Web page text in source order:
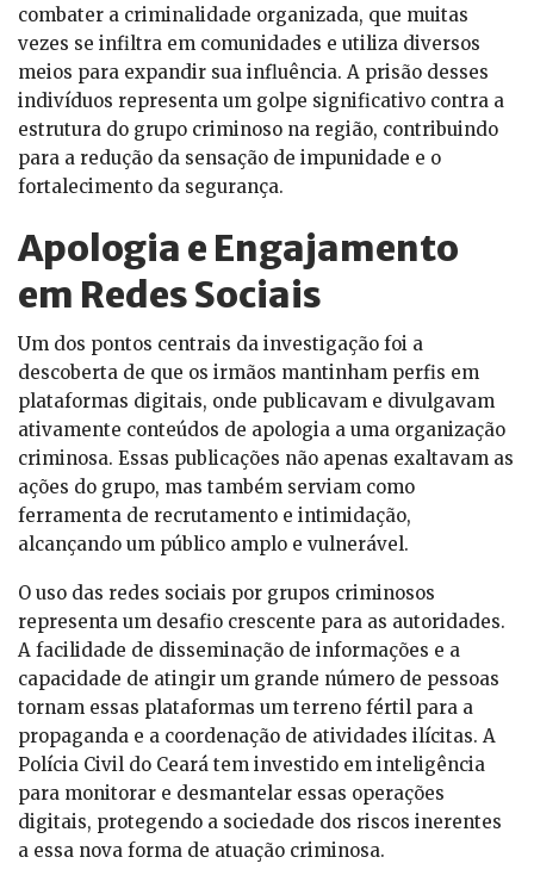
combater a criminalidade organizada, que muitas
vezes se infiltra em comunidades e utiliza diversos
meios para expandir sua influência. A prisão desses
indivíduos representa um golpe significativo contra a
estrutura do grupo criminoso na região, contribuindo
para a redução da sensação de impunidade e o
fortalecimento da segurança.
Apologia e Engajamento
em Redes Sociais
Um dos pontos centrais da investigação foi a
descoberta de que os irmãos mantinham perfis em
plataformas digitais, onde publicavam e divulgavam
ativamente conteúdos de apologia a uma organização
criminosa. Essas publicações não apenas exaltavam as
ações do grupo, mas também serviam como
ferramenta de recrutamento e intimidação,
alcançando um público amplo e vulnerável.
O uso das redes sociais por grupos criminosos
representa um desafio crescente para as autoridades.
A facilidade de disseminação de informações e a
capacidade de atingir um grande número de pessoas
tornam essas plataformas um terreno fértil para a
propaganda e a coordenação de atividades ilícitas. A
Polícia Civil do Ceará tem investido em inteligência
para monitorar e desmantelar essas operações
digitais, protegendo a sociedade dos riscos inerentes
a essa nova forma de atuação criminosa.